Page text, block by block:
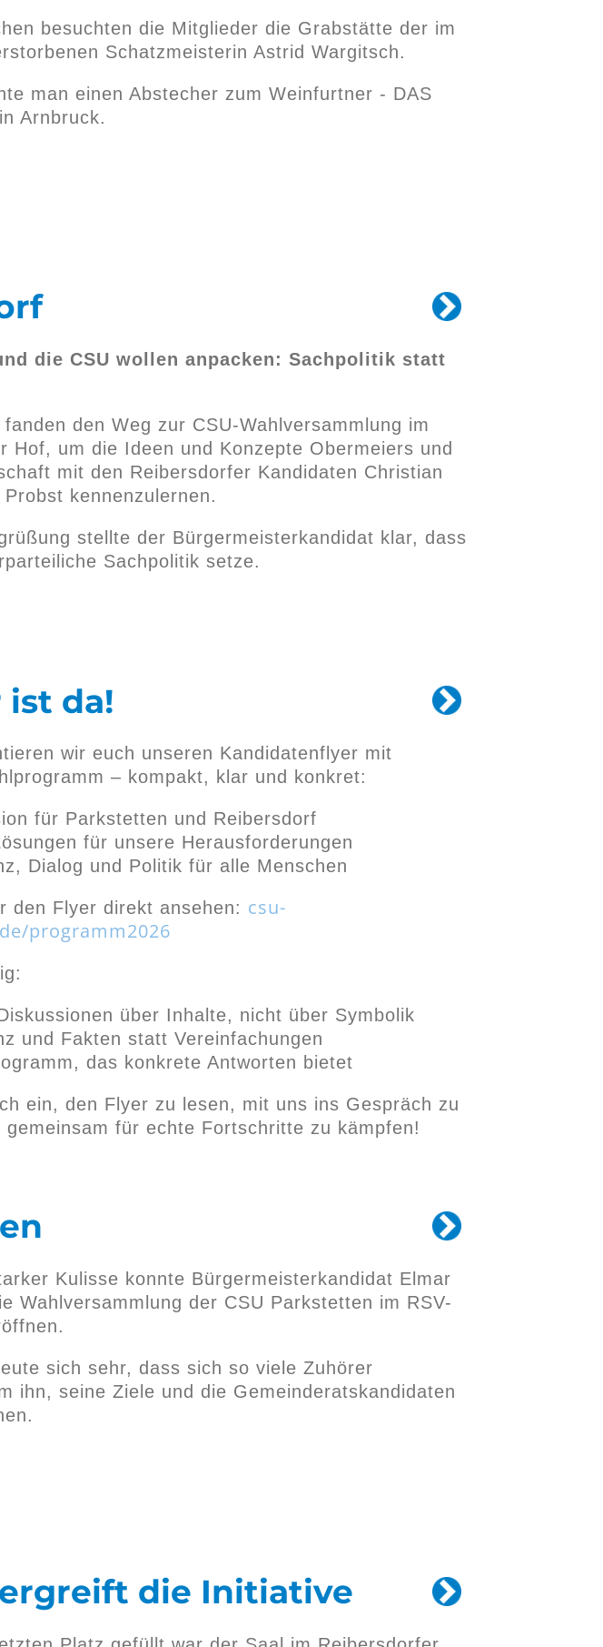
besuchten die Mitglieder die Grabstätte der im
Schatzmeisterin Astrid Wargitsch.
man einen Abstecher zum Weinfurtner - DAS
Arnbruck.
die CSU wollen anpacken: Sachpolitik statt
den Weg zur CSU-Wahlversammlung im
Hof, um die Ideen und Konzepte Obermeiers und
mit den Reibersdorfer Kandidaten Christian
kennenzulernen.
stellte der Bürgermeisterkandidat klar, dass
Sachpolitik setze.
da!
wir euch unseren Kandidatenflyer mit
– kompakt, klar und konkret:
für Parkstetten und Reibersdorf
für unsere Herausforderungen
Dialog und Politik für alle Menschen
den Flyer direkt ansehen: csu-
programm2026
über Inhalte, nicht über Symbolik
und Fakten statt Vereinfachungen
das konkrete Antworten bietet
ein, den Flyer zu lesen, mit uns ins Gespräch zu
gemeinsam für echte Fortschritte zu kämpfen!
Kulisse konnte Bürgermeisterkandidat Elmar
Wahlversammlung der CSU Parkstetten im RSV-
sich sehr, dass sich so viele Zuhörer
ihn, seine Ziele und die Gemeinderatskandidaten
die Initiative